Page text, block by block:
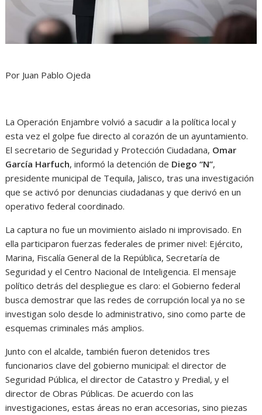
Por Juan Pablo Ojeda
La Operación Enjambre volvió a sacudir a la política local y
esta vez el golpe fue directo al corazón de un ayuntamiento.
El secretario de Seguridad y Protección Ciudadana, Omar
García Harfuch, informó la detención de Diego “N”,
presidente municipal de Tequila, Jalisco, tras una investigación
que se activó por denuncias ciudadanas y que derivó en un
operativo federal coordinado.
La captura no fue un movimiento aislado ni improvisado. En
ella participaron fuerzas federales de primer nivel: Ejército,
Marina, Fiscalía General de la República, Secretaría de
Seguridad y el Centro Nacional de Inteligencia. El mensaje
político detrás del despliegue es claro: el Gobierno federal
busca demostrar que las redes de corrupción local ya no se
investigan solo desde lo administrativo, sino como parte de
esquemas criminales más amplios.
Junto con el alcalde, también fueron detenidos tres
funcionarios clave del gobierno municipal: el director de
Seguridad Pública, el director de Catastro y Predial, y el
director de Obras Públicas. De acuerdo con las
investigaciones, estas áreas no eran accesorias, sino piezas